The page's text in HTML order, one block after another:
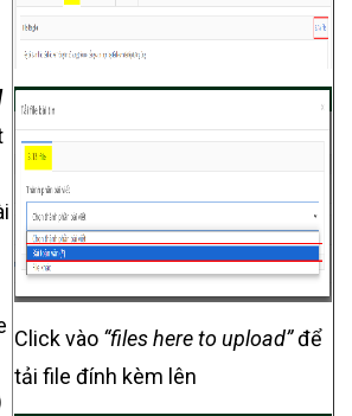
Click vào “files here to upload”để
tải file đính kèm lên